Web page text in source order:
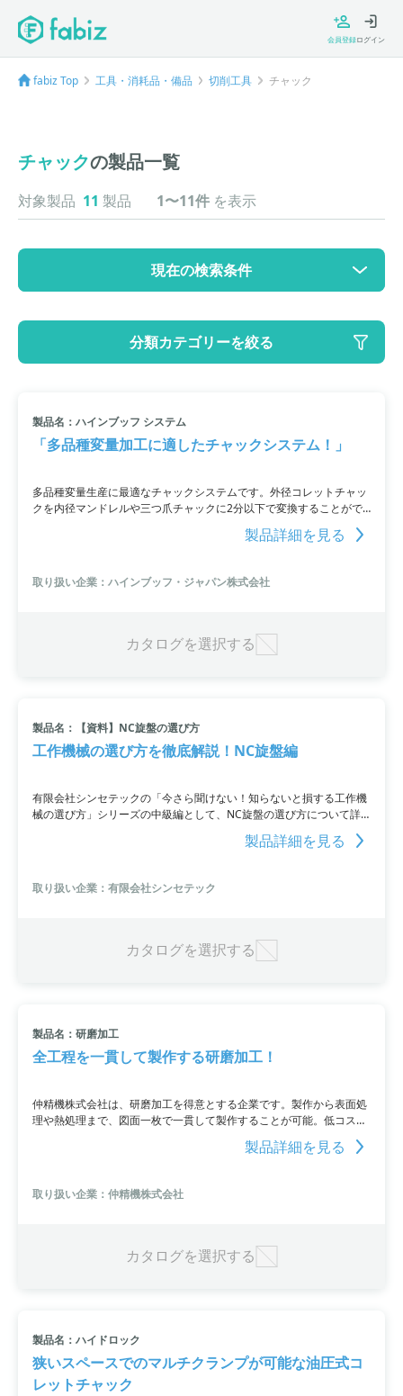
会員登録ログイン
fabiz Top 工具・消耗品・備品 切削工具 チャック
チャックの製品一覧
対象製品 11 製品 1〜11件 を表示
現在の検索条件
大カテゴリ: 工具・消耗品・備品
小カテゴリ: チャック
分類カテゴリーを絞る
製品名：ハインブッフ システム
「多品種変量加工に適したチャックシステム！」
多品種変量生産に最適なチャックシステムです。外径コレットチャッ
クを内径マンドレルや三つ爪チャックに2分以下で変換することがで
き、ワークや加工内容に応じた適したチャックを使用することができ
ます。段取り時間は2分以下で、アダプター取り付け時の芯出し調整
様々なワークをストレスなく取り込むことができます。
製品詳細を見る
取り扱い企業：ハインブッフ・ジャパン株式会社
カタログを選択する
製品名：【資料】NC旋盤の選び方
工作機械の選び方を徹底解説！NC旋盤編
有限会社シンセテックの「今さら聞けない！知らないと損する工作機
械の選び方」シリーズの中級編として、NC旋盤の選び方について詳
しく解説しています。初級編を学んだ方や経験の浅いNC旋盤ユーザ
ー、活用を深めたい方、設備投資を検討中の経営者などに向けて作成
トを伝授しており、添付資料のダウンロードまたはお問い合わせによ
り詳細情報を入手することができます。
製品詳細を見る
取り扱い企業：有限会社シンセテック
カタログを選択する
製品名：研磨加工
全工程を一貫して製作する研磨加工！
仲精機株式会社は、研磨加工を得意とする企業です。製作から表面処
理や熱処理まで、図面一枚で一貫して製作することが可能。低コスト
で高品質な加工を実現し、平面研削、円筒研削、内面研削などの加工
実績も豊富です。自動車部品や精密スピンドル部品の加工にも対応。
個までの製作・加工が可能です。詳細はカタログをダウンロードする
か、お問い合わせください。
製品詳細を見る
取り扱い企業：仲精機株式会社
カタログを選択する
製品名：ハイドロック
狭いスペースでのマルチクランプが可能な油圧式コ
レットチャック